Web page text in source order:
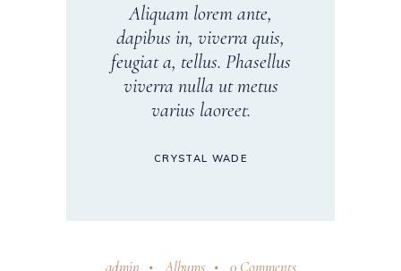
Aliquam lorem ante,
dapibus in, viverra quis,
feugiat a, tellus. Phasellus
viverra nulla ut metus
varius laoreet.
CRYSTAL WADE
admin Albums 0 Comments